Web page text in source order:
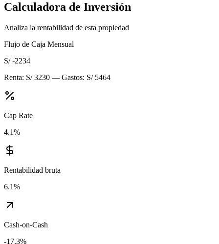
Calculadora de Inversión
Analiza la rentabilidad de esta propiedad
Flujo de Caja Mensual
S/ -2234
Renta: S/ 3230 — Gastos: S/ 5464
Cap Rate
4.1%
Rentabilidad bruta
6.1%
Cash-on-Cash
-17.3%